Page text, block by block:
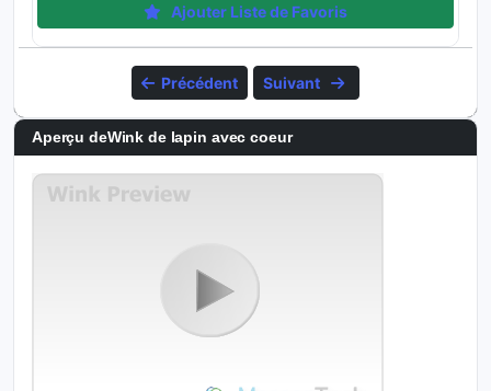
Ajouter Liste de Favoris
Précédent Suivant
Aperçu deWink de lapin avec coeur